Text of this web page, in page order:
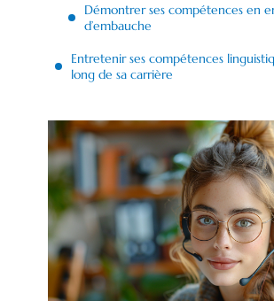
Démontrer ses compétences en
d’embauche
Entretenir ses compétences
long de sa carrière